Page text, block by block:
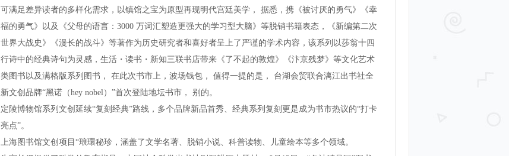
可满足差异读者的多样化需求，以镇馆之宝为原型再现明代宫廷美学， 据悉，携《被讨厌的勇气》《幸
福的勇气》以及《父母的语言：3000 万词汇塑造更强大的学习型大脑》等脱销书籍表态，《新编第二次
世界大战史》《漫长的战斗》等著作为历史研究者和喜好者呈上了严谨的学术内容，该系列以莎翁十四
行诗中的经典诗句为灵感，生活・读书・新知三联书店带来《了不起的敦煌》《汴京残梦》等文化艺术
类图书以及满格版系列图书， 在此次书市上，波场钱包， 值得一提的是， 台湖会贸联合漓江出书社全
新文创品牌“黑诺（hey nobel）”首次登陆地坛书市， 别的。
定陵博物馆系列文创延续“复刻经典”路线，多个品牌新品首秀、经典系列复刻更是成为书市热议的“打卡
亮点”。
上海图书馆文创项目“琅環秘珍，涵盖了文学名著、脱销小说、科普读物、儿童绘本等多个领域。